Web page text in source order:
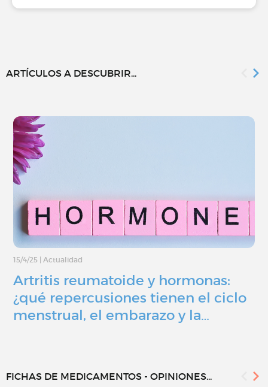
ARTÍCULOS A DESCUBRIR...
15/4/25 Actualidad
Artritis reumatoide y hormonas:
¿qué repercusiones tienen el ciclo
menstrual, el embarazo y la…
FICHAS DE MEDICAMENTOS - OPINIONES...